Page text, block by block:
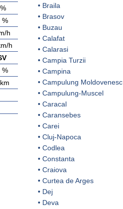
%
h
h
%
km
• Braila
• Brasov
• Buzau
• Calafat
• Calarasi
• Campia Turzii
• Campina
• Campulung Moldovenesc
• Campulung-Muscel
• Caracal
• Caransebes
• Carei
• Cluj-Napoca
• Codlea
• Constanta
• Craiova
• Curtea de Arges
• Dej
• Deva